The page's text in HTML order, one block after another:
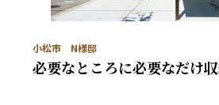
小松市 N様邸
必要なところに必要なだけ